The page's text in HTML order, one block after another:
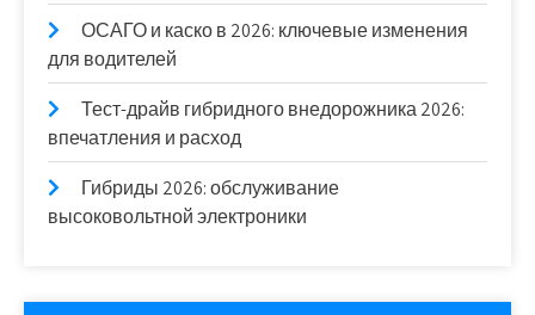
ОСАГО и каско в 2026: ключевые изменения
для водителей
Тест-драйв гибридного внедорожника 2026:
впечатления и расход
Гибриды 2026: обслуживание
высоковольтной электроники